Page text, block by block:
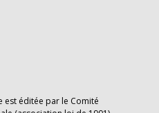
est éditée par le Comité